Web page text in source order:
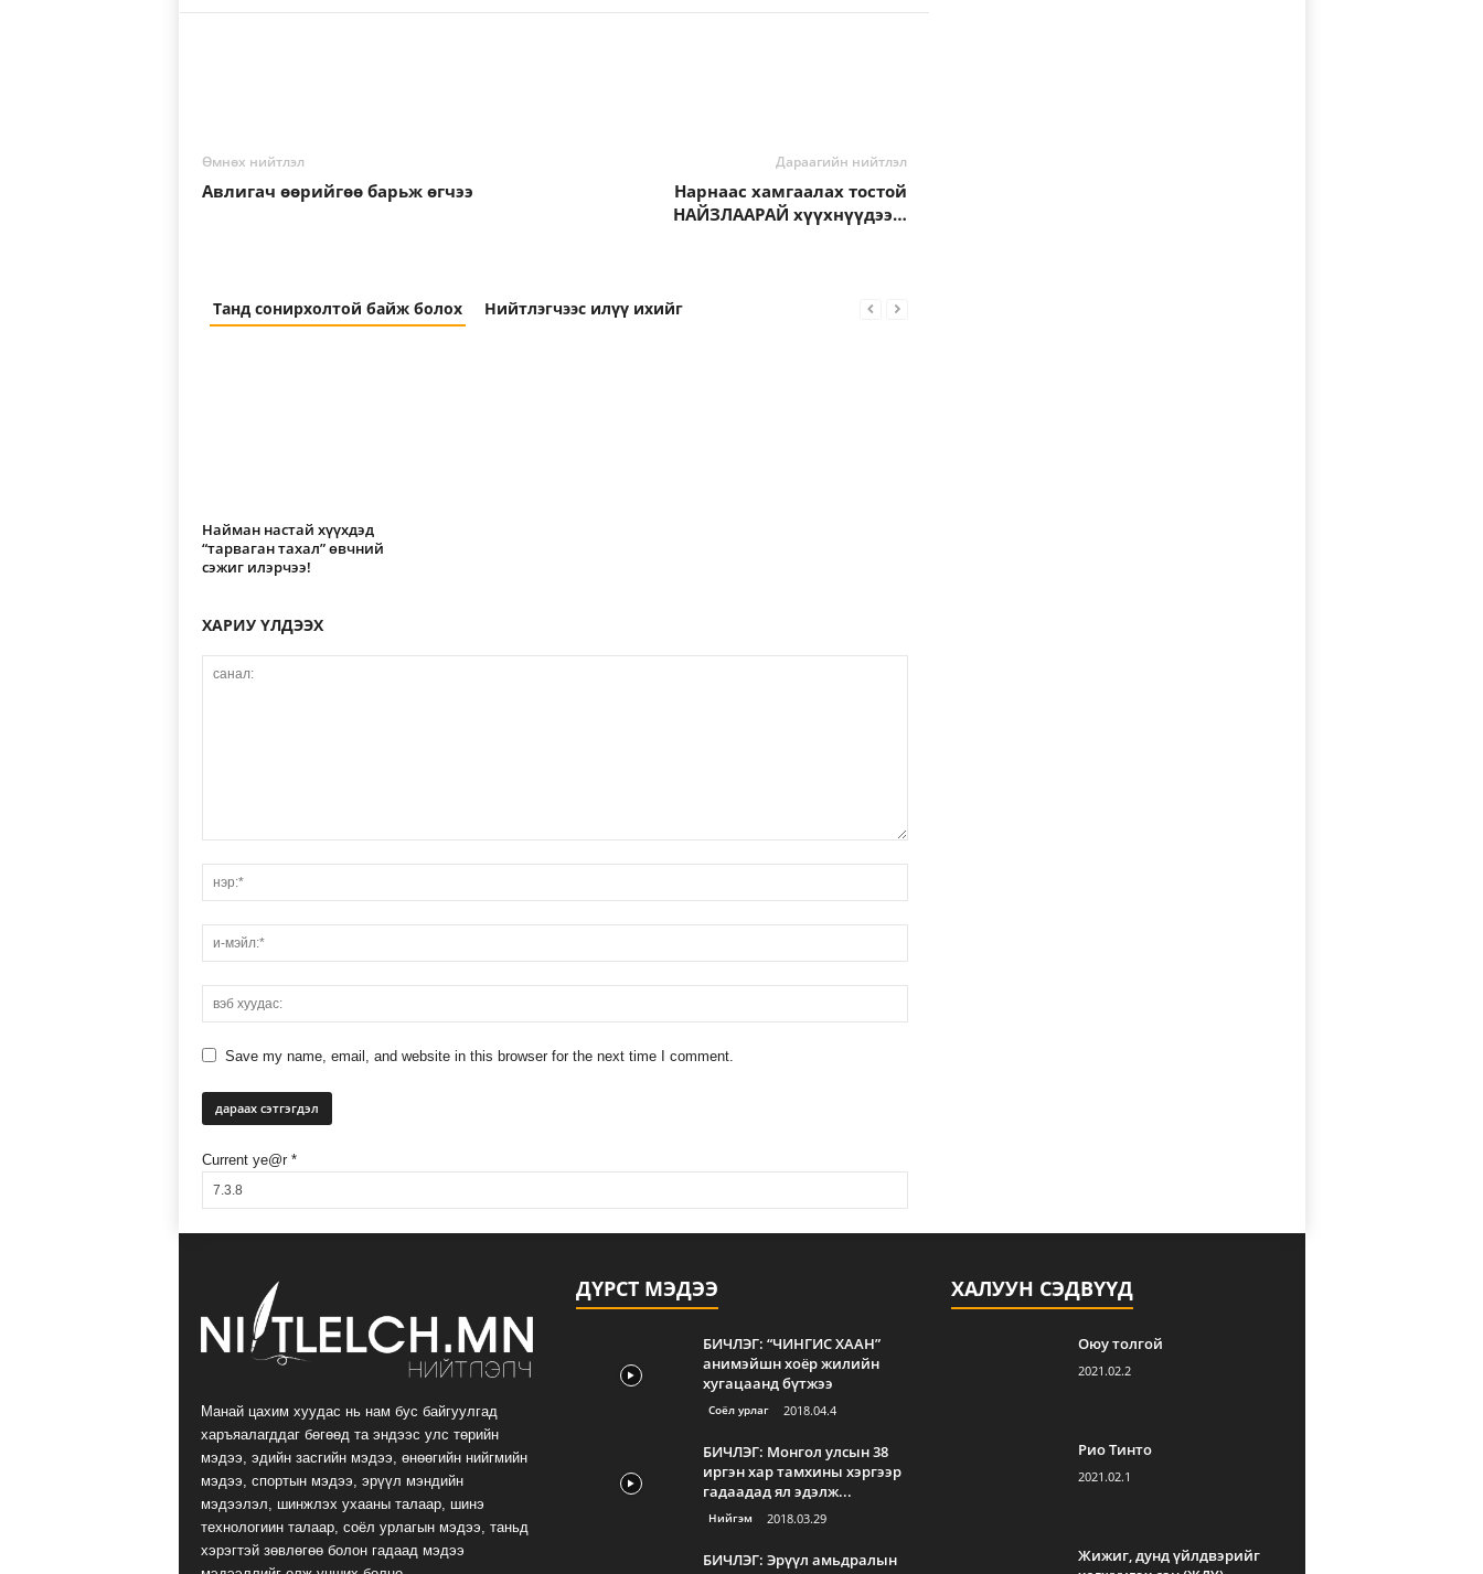
Өмнөх нийтлэл
Авлигач өөрийгөө барьж өгчээ
Дараагийн нийтлэл
Нарнаас хамгаалах тостой
НАЙЗЛААРАЙ хүүхнүүдээ…
Танд сонирхолтой байж болох Нийтлэгчээс илүү ихийг
Найман настай хүүхдэд
“тарваган тахал” өвчний
сэжиг илэрчээ!
ХАРИУ ҮЛДЭЭХ
Save my name, email, and website in this browser for the next time I comment.
Current ye@r *
Манай цахим хуудас нь нам бус байгуулгад
харъяалагддаг бөгөөд та эндээс улс төрийн
мэдээ, эдийн засгийн мэдээ, өнөөгийн нийгмийн
мэдээ, спортын мэдээ, эрүүл мэндийн
мэдээлэл, шинжлэх ухааны талаар, шинэ
технологиин талаар, соёл урлагын мэдээ, таньд
хэрэгтэй зөвлөгөө болон гадаад мэдээ
ДҮРСТ МЭДЭЭ
БИЧЛЭГ: “ЧИНГИС ХААН”
анимэйшн хоёр жилийн
хугацаанд бүтжээ
Соёл урлаг 2018.04.4
БИЧЛЭГ: Монгол улсын 38
иргэн хар тамхины хэргээр
гадаадад ял эдэлж...
Нийгэм 2018.03.29
БИЧЛЭГ: Эрүүл амьдралын
ХАЛУУН СЭДВҮҮД
Оюу толгой
2021.02.2
Рио Тинто
2021.02.1
Жижиг, дунд үйлдвэрийг